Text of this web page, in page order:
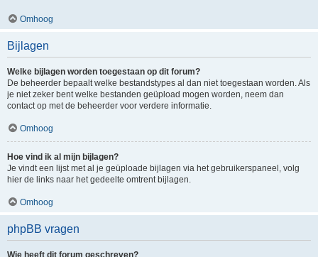
Omhoog
Bijlagen
Welke bijlagen worden toegestaan op dit forum?
De beheerder bepaalt welke bestandstypes al dan niet toegestaan worden. Als
je niet zeker bent welke bestanden geüpload mogen worden, neem dan
contact op met de beheerder voor verdere informatie.
Omhoog
Hoe vind ik al mijn bijlagen?
Je vindt een lijst met al je geüploade bijlagen via het gebruikerspaneel, volg
hier de links naar het gedeelte omtrent bijlagen.
Omhoog
phpBB vragen
Wie heeft dit forum geschreven?